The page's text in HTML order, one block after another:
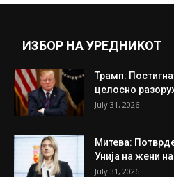
ИЗБОР НА УРЕДНИКОТ
Трамп:
целосно
July 31, 2026
Митева:
Унија на жени
July 31, 2026